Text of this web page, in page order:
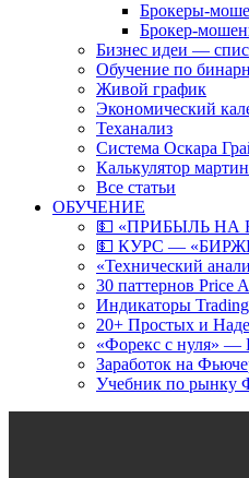
Брокеры-
Брокер-
Бизнес идеи —
Обучение по
Живой график
Экономический
Теханализ
Система Оскара
Калькулятор
Все статьи
ОБУЧЕНИЕ
💵 «ПРИБЫЛЬ НА
💵 КУРС —
«Технический
30 паттернов
Индикаторы
20+ Простых и
«Форекс с нуля» —
Заработок на
Учебник по